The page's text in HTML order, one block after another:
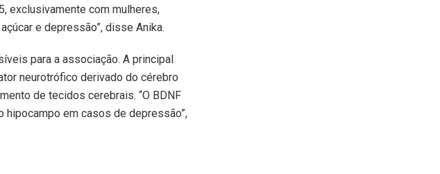
exclusivamente com mulheres,
e depressão”, disse Anika.
para a associação. A principal
neurotrófico derivado do cérebro
de tecidos cerebrais. “O BDNF
em casos de depressão”,